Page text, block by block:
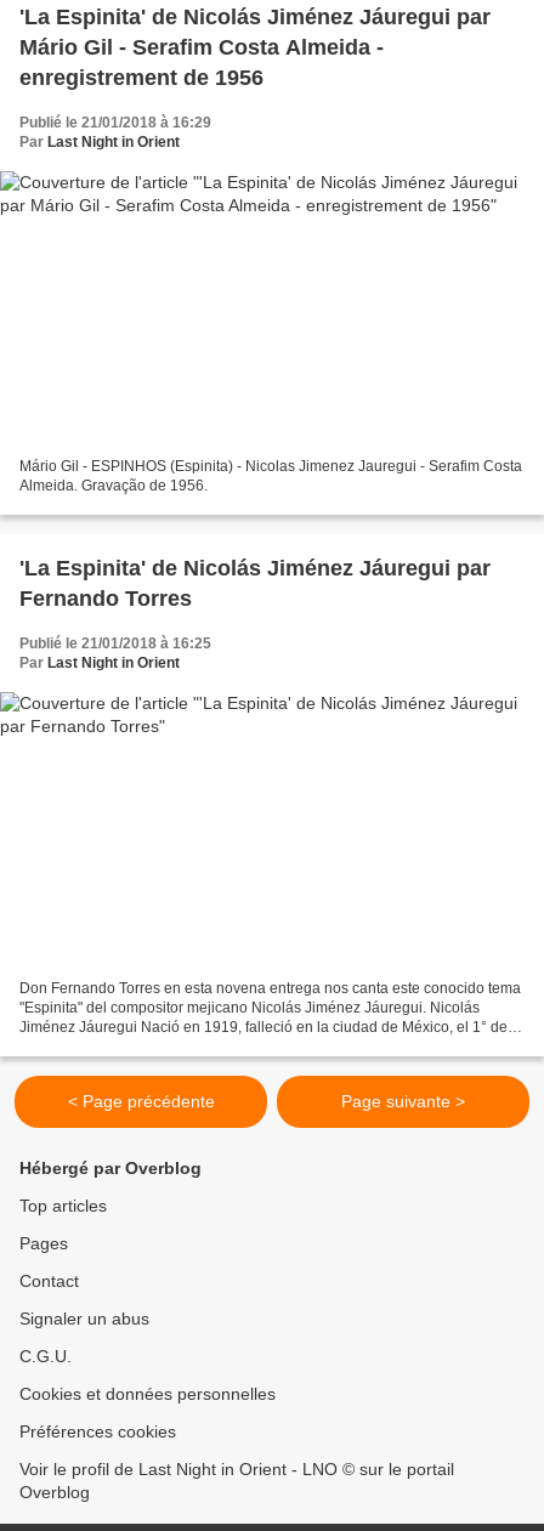
'La Espinita' de Nicolás Jiménez Jáuregui par
Mário Gil - Serafim Costa Almeida -
enregistrement de 1956
Publié le 21/01/2018 à 16:29
Par Last Night in Orient
Mário Gil - ESPINHOS (Espinita) - Nicolas Jimenez Jauregui - Serafim Costa
Almeida. Gravação de 1956.
'La Espinita' de Nicolás Jiménez Jáuregui par
Fernando Torres
Publié le 21/01/2018 à 16:25
Par Last Night in Orient
Don Fernando Torres en esta novena entrega nos canta este conocido tema
"Espinita" del compositor mejicano Nicolás Jiménez Jáuregui. Nicolás
Jiménez Jáuregui Nació en 1919, falleció en la ciudad de México, el 1° de
< Page précédente Page suivante >
Hébergé par Overblog
Top articles
Pages
Contact
Signaler un abus
C.G.U.
Cookies et données personnelles
Préférences cookies
Voir le profil de Last Night in Orient - LNO © sur le portail
Overblog